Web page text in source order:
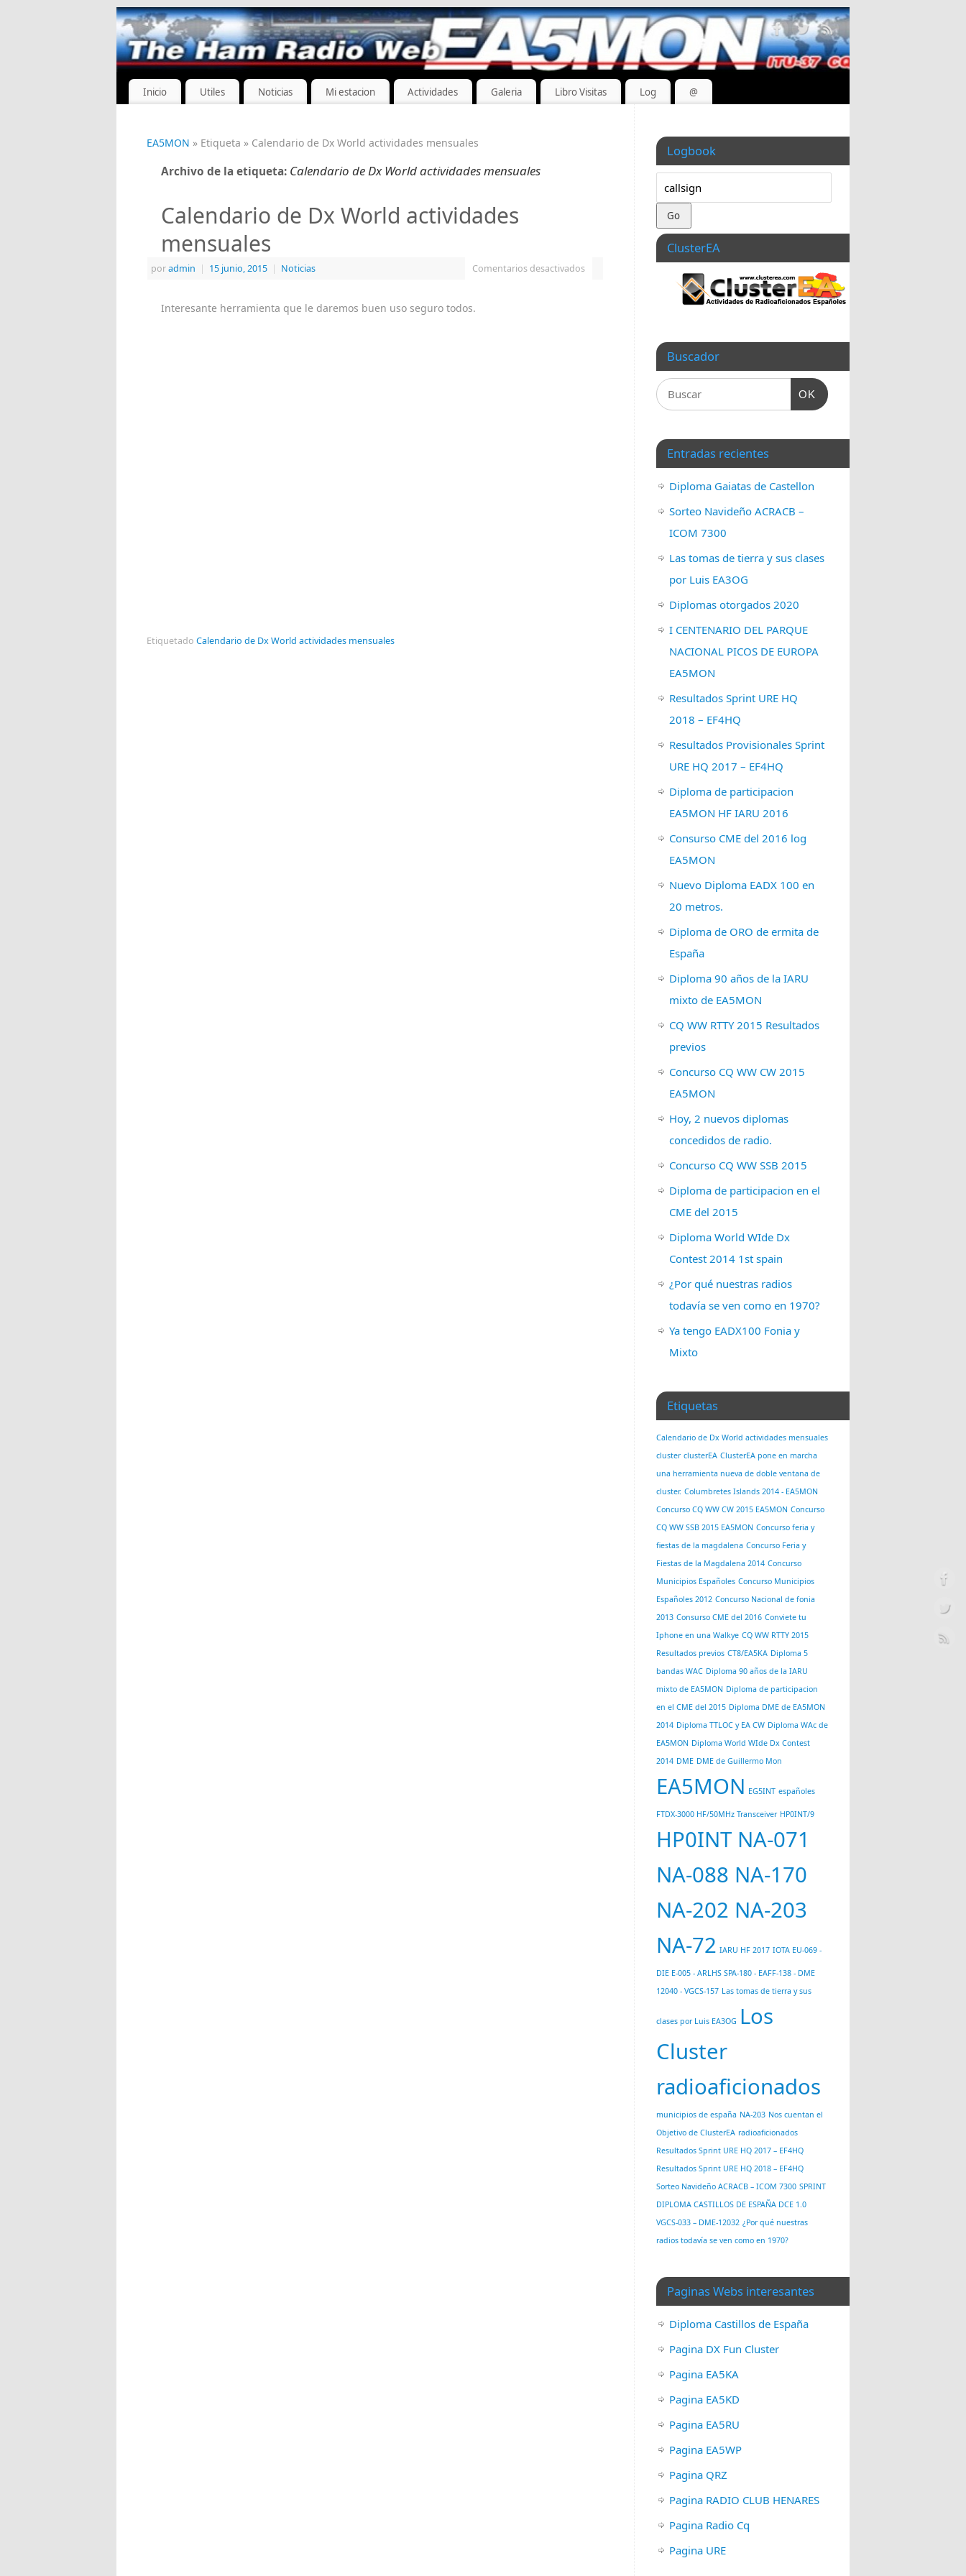
Inicio Utiles Noticias Mi estacion Actividades Galeria Libro Visitas Log @
EA5MON » Etiqueta » Calendario de Dx World actividades mensuales
Archivo de la etiqueta: Calendario de Dx World actividades mensuales
Calendario de Dx World actividades
mensuales
poradmin | 15 junio, 2015 | Noticias Comentarios desactivados
Interesante herramienta que le daremos buen uso seguro todos.
Etiquetado Calendario de Dx World actividades mensuales
Logbook
ClusterEA
Buscador
OK
Entradas recientes
Diploma Gaiatas de Castellon
Sorteo Navideño ACRACB –
ICOM 7300
Las tomas de tierra y sus clases
por Luis EA3OG
Diplomas otorgados 2020
I CENTENARIO DEL PARQUE
NACIONAL PICOS DE EUROPA
EA5MON
Resultados Sprint URE HQ
2018 – EF4HQ
Resultados Provisionales Sprint
URE HQ 2017 – EF4HQ
Diploma de participacion
EA5MON HF IARU 2016
Consurso CME del 2016 log
EA5MON
Nuevo Diploma EADX 100 en
20 metros.
Diploma de ORO de ermita de
España
Diploma 90 años de la IARU
mixto de EA5MON
CQ WW RTTY 2015 Resultados
previos
Concurso CQ WW CW 2015
EA5MON
Hoy, 2 nuevos diplomas
concedidos de radio.
Concurso CQ WW SSB 2015
Diploma de participacion en el
CME del 2015
Diploma World WIde Dx
Contest 2014 1st spain
¿Por qué nuestras radios
todavía se ven como en 1970?
Ya tengo EADX100 Fonia y
Mixto
Etiquetas
Calendario de Dx World actividades mensuales
cluster clusterEA ClusterEA pone en marcha
una herramienta nueva de doble ventana de
cluster. Columbretes Islands 2014 - EA5MON
Concurso CQ WW CW 2015 EA5MON Concurso
CQ WW SSB 2015 EA5MON Concurso feria y
fiestas de la magdalena Concurso Feria y
Fiestas de la Magdalena 2014 Concurso
Municipios Españoles Concurso Municipios
Españoles 2012 Concurso Nacional de fonia
2013 Consurso CME del 2016 Conviete tu
Iphone en una Walkye CQ WW RTTY 2015
Resultados previos CT8/EA5KA Diploma 5
bandas WAC Diploma 90 años de la IARU
mixto de EA5MON Diploma de participacion
en el CME del 2015 Diploma DME de EA5MON
2014 Diploma TTLOC y EA CW Diploma WAc de
EA5MON Diploma World WIde Dx Contest
2014 DME DME de Guillermo Mon
EA5MON EG5INT españoles
FTDX-3000 HF/50MHz Transceiver HP0INT/9
HP0INT NA-071
NA-088 NA-170
NA-202 NA-203
NA-72 IARU HF 2017 IOTA EU-069 -
DIE E-005 - ARLHS SPA-180 - EAFF-138 - DME
12040 - VGCS-157 Las tomas de tierra y sus
clases por Luis EA3OG Los
Cluster
radioaficionados
municipios de españa NA-203 Nos cuentan el
Objetivo de ClusterEA radioaficionados
Resultados Sprint URE HQ 2017 – EF4HQ
Resultados Sprint URE HQ 2018 – EF4HQ
Sorteo Navideño ACRACB – ICOM 7300 SPRINT
DIPLOMA CASTILLOS DE ESPAÑA DCE 1.0
VGCS-033 – DME-12032 ¿Por qué nuestras
radios todavía se ven como en 1970?
Paginas Webs interesantes
Diploma Castillos de España
Pagina DX Fun Cluster
Pagina EA5KA
Pagina EA5KD
Pagina EA5RU
Pagina EA5WP
Pagina QRZ
Pagina RADIO CLUB HENARES
Pagina Radio Cq
Pagina URE